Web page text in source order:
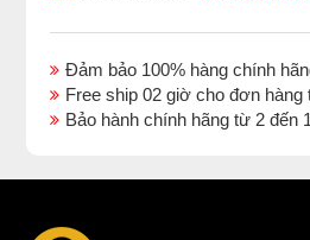
Đảm bảo 100% hàng chính
Free ship 02 giờ cho đơn hàng
Bảo hành chính hãng từ 2 đến